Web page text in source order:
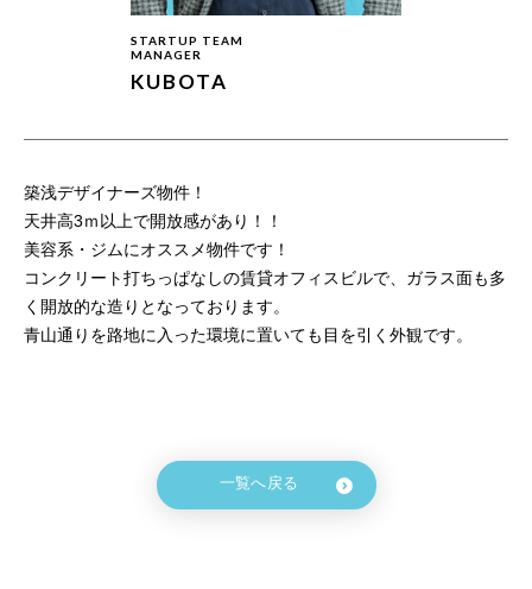
STARTUP TEAM
MANAGER
KUBOTA
築浅デザイナーズ物件！
天井高3ｍ以上で開放感があり！！
美容系・ジムにオススメ物件です！
コンクリート打ちっぱなしの賃貸オフィスビルで、ガラス面も多
く開放的な造りとなっております。
青山通りを路地に入った環境に置いても目を引く外観です。
一覧へ戻る